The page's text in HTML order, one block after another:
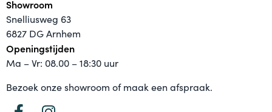
Showroom
Snelliusweg 63
6827 DG Arnhem
Openingstijden
Ma – Vr: 08.00 – 18:30 uur
Bezoek onze showroom of maak een afspraak.